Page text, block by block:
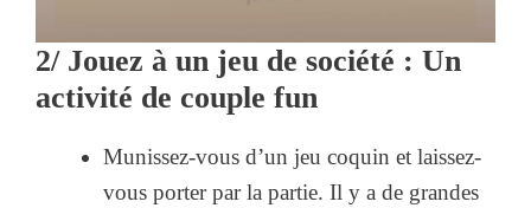
2/ Jouez à un jeu de société : Un
activité de couple fun
Munissez-vous d’un jeu coquin et laissez-
vous porter par la partie. Il y a de grandes